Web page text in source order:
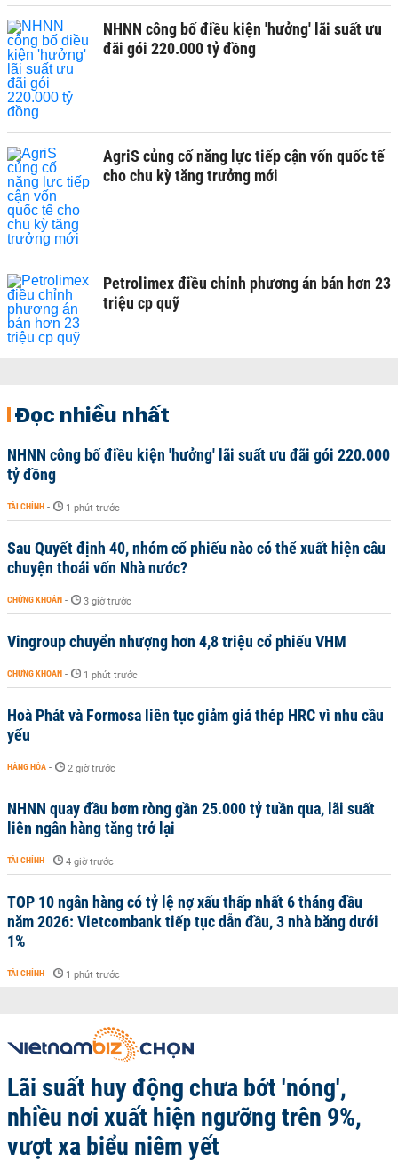
NHNN công bố điều kiện 'hưởng' lãi suất ưu
đãi gói 220.000 tỷ đồng
AgriS củng cố năng lực tiếp cận vốn quốc tế
cho chu kỳ tăng trưởng mới
Petrolimex điều chỉnh phương án bán hơn 23
triệu cp quỹ
Đọc nhiều nhất
NHNN công bố điều kiện 'hưởng' lãi suất ưu đãi gói 220.000
tỷ đồng
TÀI CHÍNH - 1 phút trước
Sau Quyết định 40, nhóm cổ phiếu nào có thể xuất hiện câu
chuyện thoái vốn Nhà nước?
CHỨNG KHOÁN - 3 giờ trước
Vingroup chuyển nhượng hơn 4,8 triệu cổ phiếu VHM
CHỨNG KHOÁN - 1 phút trước
Hoà Phát và Formosa liên tục giảm giá thép HRC vì nhu cầu
yếu
HÀNG HÓA - 2 giờ trước
NHNN quay đầu bơm ròng gần 25.000 tỷ tuần qua, lãi suất
liên ngân hàng tăng trở lại
TÀI CHÍNH - 4 giờ trước
TOP 10 ngân hàng có tỷ lệ nợ xấu thấp nhất 6 tháng đầu
năm 2026: Vietcombank tiếp tục dẫn đầu, 3 nhà băng dưới
1%
TÀI CHÍNH - 1 phút trước
Lãi suất huy động chưa bớt 'nóng',
nhiều nơi xuất hiện ngưỡng trên 9%,
vượt xa biểu niêm yết